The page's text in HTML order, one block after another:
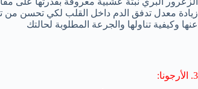
زيادة معدل تدفق الدم داخل القلب لكي تحسن من
عنها وكيفية تناولها والجرعة المطلوبة لحالتك
3. الأرجونا: